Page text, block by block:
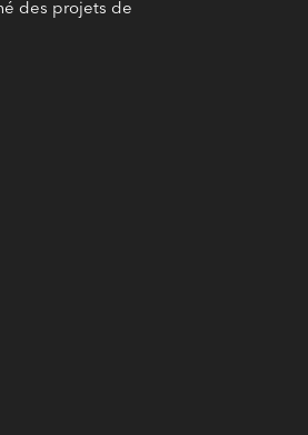
des projets de